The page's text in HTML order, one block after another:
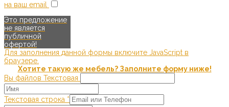
на ваш email
Это предложение
не является
публичной
офертой!
Для заполнения данной формы включите JavaScript в
браузере.
Хотите такую же мебель? Заполните форму ниже!
Вы файлов Текстовая
Текстовая строка *